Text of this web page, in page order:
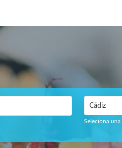
Cádiz
Seleciona